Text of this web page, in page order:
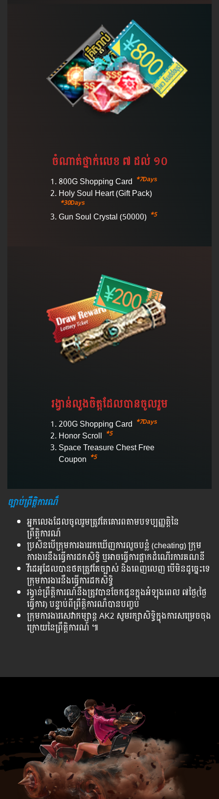
ចំណាត់​ថ្នាក់​លេខ ៧ ដល់ ១០
800G Shopping Card *7Days
Holy Soul Heart (Gift Pack)
*30Days
Gun Soul Crystal (50000) *5
រង្វាន់​លួង​ចិត្ត​ដែល​បាន​ចូល​រួម
200G Shopping Card *7Days
Honor Scroll *5
Space Treasure Chest Free
Coupon *5
ច្បាប់ព្រឹត្តិការណ៏
អ្នកលេងដែលចូលរួមត្រូវតែគោរពតាមបទប្បញ្ញត្តិនៃ
ព្រឹត្តិការណ៍
ប្រសិនបើ​ក្រុមការងាររក​ឃើញ​ការ​លួច​បន្លំ (cheating) ក្រុម
ការងារនឹងធ្វើការ​ដក​សិទ្ធិ​ ឬអាច​ធ្វើ​ការ​ផ្អាក​ដំណើរ​ការ​គណនី
វីដេអូដែលបានថតត្រូវតែច្បាស់ និងពេញលេញ បើមិនដូច្នេះទេ
ក្រុមការងារនឹងធ្វើការ​ដក​សិទ្ធិ
រង្វាន់ព្រឹត្តិការណ៍នឹងត្រូវបានចែកជូនក្នុងអំឡុងពេល ៧ថ្ងៃ(ថ្ងៃ
ធ្វើការ) បន្ទាប់ពីព្រឹត្តិការណ៏បានបញ្ចប់
ក្រុមការងារសេវាកម្សាន្ត AK2 សូមរក្សាសិទ្ធិក្នុងការសម្រេចចុង
ក្រោយនៃព្រឹត្តិការណ៍ ៕